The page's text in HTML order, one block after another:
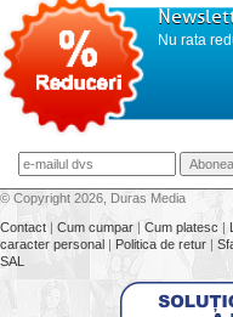
Nu rata
© Copyright 2026, Duras Media
Contact | Cum cumpar | Cum platesc |
caracter personal | Politica de retur |
SAL